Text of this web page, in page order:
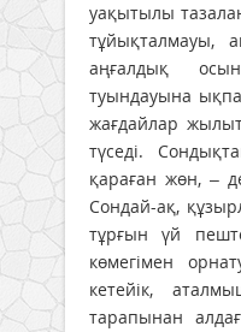
уақытылы
тұйықталмауы,
аңғалдық
туындауына
жағдайлар
түседі.
қараған жөн, –
Сондай-ақ,
тұрғын үй
көмегімен
кетейік,
тарапынан